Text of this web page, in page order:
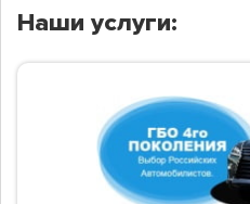
Наши услуги: